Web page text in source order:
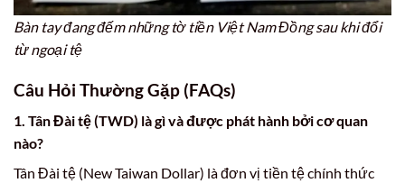
Bàn tay đang đếm những tờ tiền Việt Nam Đồng sau khi đổi
từ ngoại tệ
Câu Hỏi Thường Gặp (FAQs)
1. Tân Đài tệ (TWD) là gì và được phát hành bởi cơ quan
nào?
Tân Đài tệ (New Taiwan Dollar) là đơn vị tiền tệ chính thức